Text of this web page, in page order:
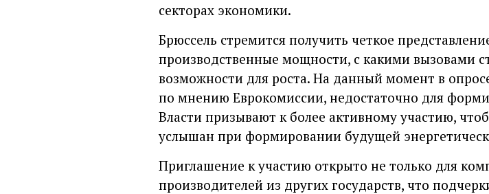
секторах экономики.
Брюссель стремится получить четкое
производственные мощности, с какими вызовами
возможности для роста. На данный момент в
по мнению Еврокомиссии, недостаточно для
Власти призывают к более активному участию,
услышан при формировании будущей
Приглашение к участию открыто не только для
производителей из других государств, что